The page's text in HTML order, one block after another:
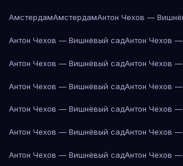
АмстердамАмстердамАнтон Чехов —
Антон Чехов — Вишнёвый садАнтон Чехов
Антон Чехов — Вишнёвый садАнтон Чехов
Антон Чехов — Вишнёвый садАнтон Чехов
Антон Чехов — Вишнёвый садАнтон Чехов
Антон Чехов — Вишнёвый садАнтон Чехов
Антон Чехов — Вишнёвый садАнтон Чехов